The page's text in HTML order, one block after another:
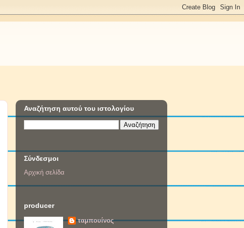
Αναζήτηση αυτού του ιστολογίου
Σύνδεσμοι
Αρχική σελίδα
producer
ταμπουίνος